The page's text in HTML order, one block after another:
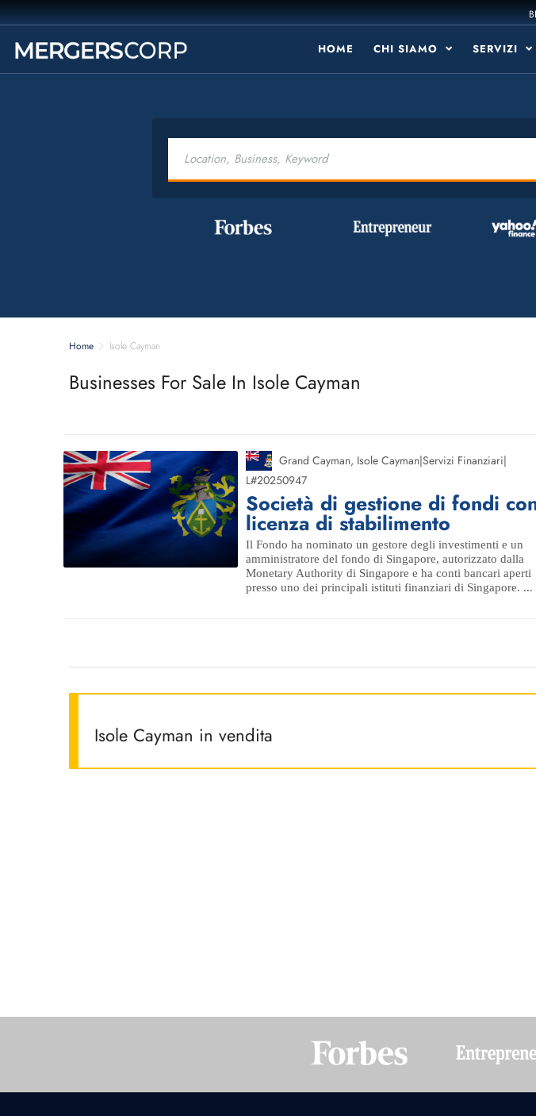
HOME CHI SIAMO SERVIZI
Home Isole Cayman
Businesses For Sale In Isole Cayman
Grand Cayman, Isole Cayman|Servizi Finanziari|
L#20250947
Società di gestione di fondi
licenza di stabilimento
Il Fondo ha nominato un gestore degli investimenti e un
amministratore del fondo di Singapore, autorizzato dalla
Monetary Authority di Singapore e ha conti bancari aperti
presso uno dei principali istituti finanziari di Singapore. ...
Isole Cayman in vendita